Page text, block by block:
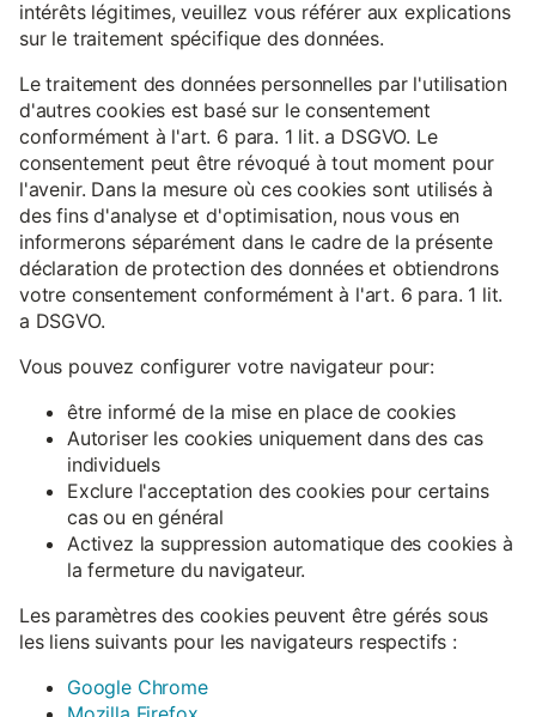
intérêts légitimes, veuillez vous référer aux explications
sur le traitement spécifique des données.
Le traitement des données personnelles par l'utilisation
d'autres cookies est basé sur le consentement
conformément à l'art. 6 para. 1 lit. a DSGVO. Le
consentement peut être révoqué à tout moment pour
l'avenir. Dans la mesure où ces cookies sont utilisés à
des fins d'analyse et d'optimisation, nous vous en
informerons séparément dans le cadre de la présente
déclaration de protection des données et obtiendrons
votre consentement conformément à l'art. 6 para. 1 lit.
a DSGVO.
Vous pouvez configurer votre navigateur pour:
être informé de la mise en place de cookies
Autoriser les cookies uniquement dans des cas
individuels
Exclure l'acceptation des cookies pour certains
cas ou en général
Activez la suppression automatique des cookies à
la fermeture du navigateur.
Les paramètres des cookies peuvent être gérés sous
les liens suivants pour les navigateurs respectifs :
Google Chrome